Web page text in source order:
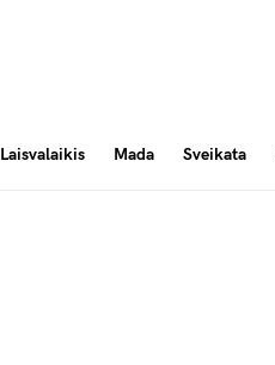
Laisvalaikis Mada Sveikata